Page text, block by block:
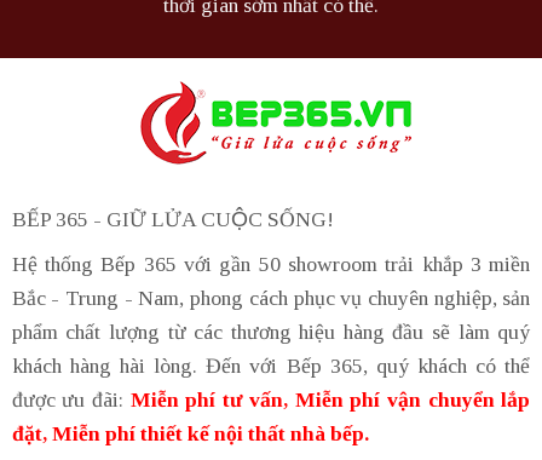
thời gian sớm nhất có thể.
BẾP 365 - GIỮ LỬA CUỘC SỐNG!
Hệ thống Bếp 365 với gần 50 showroom trải khắp 3 miền
Bắc - Trung - Nam, phong cách phục vụ chuyên nghiệp, sản
phẩm chất lượng từ các thương hiệu hàng đầu sẽ làm quý
khách hàng hài lòng. Đến với Bếp 365, quý khách có thể
được ưu đãi: Miễn phí tư vấn, Miễn phí vận chuyển lắp
đặt, Miễn phí thiết kế nội thất nhà bếp.